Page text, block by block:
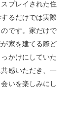
プレイされた住
るだけでは実際
です。家だけで
家を建てる際ど
かけにしていた
感いただき、一
いを楽しみにし